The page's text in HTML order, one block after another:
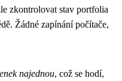
zkontrolovat stav portfolia
Žádné zapínání počítače,
najednou, což se hodí,